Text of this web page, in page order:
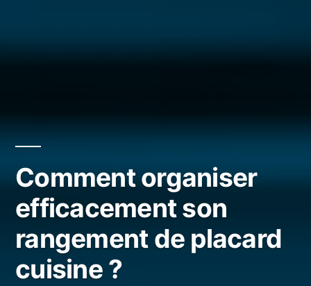
Comment organiser
efficacement son
rangement de placard
cuisine ?